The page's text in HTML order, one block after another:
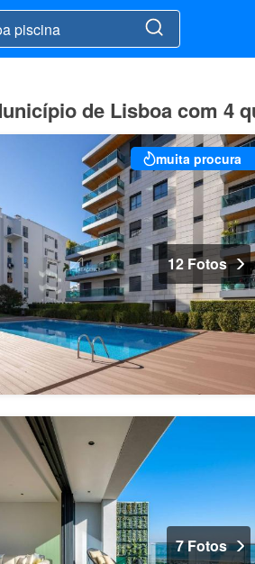
de Lisboa com 4
muita procura
12 Fotos
7 Fotos